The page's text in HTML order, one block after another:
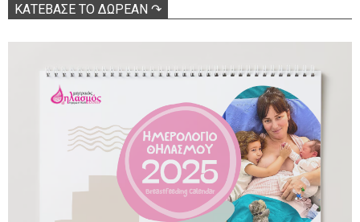
ΚΑΤΕΒΑΣΕ ΤΟ ΔΩΡΕΑΝ ↷